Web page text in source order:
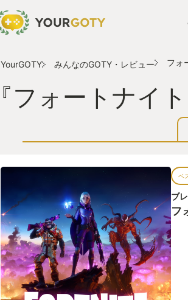
YourGOTY みんなのGOTY・レビュー フォ
『フォートナイ
ベ
ブ
フ